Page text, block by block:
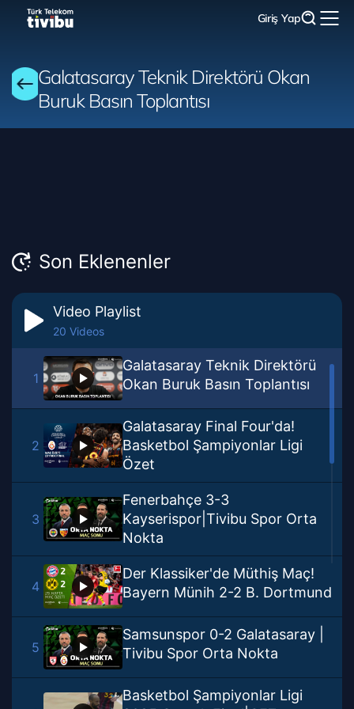
Giriş Yap
Galatasaray Teknik Direktörü Okan
Buruk Basın Toplantısı
Son Eklenenler
Video Playlist
20 Videos
1
Galatasaray Teknik Direktörü
Okan Buruk Basın Toplantısı
2
Galatasaray Final Four'da!
Basketbol Şampiyonlar Ligi
Özet
3
Fenerbahçe 3-3
Kayserispor|Tivibu Spor Orta
Nokta
4
Der Klassiker'de Müthiş Maç!
Bayern Münih 2-2 B. Dortmund
5
Samsunspor 0-2 Galatasaray |
Tivibu Spor Orta Nokta
Basketbol Şampiyonlar Ligi